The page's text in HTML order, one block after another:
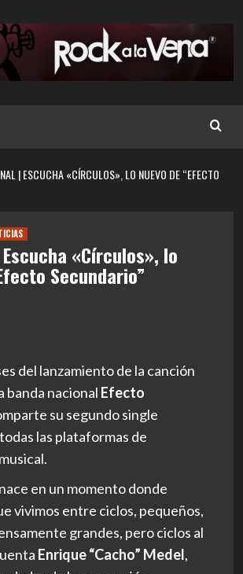
| ESCUCHA «CÍRCULOS», LO NUEVO DE “EFECTO
Escucha «Círculos», lo
Secundario”
del lanzamiento de la canción
banda nacional Efecto
su segundo single
las plataformas de
en un momento donde
vivimos entre ciclos, pequeños,
grandes, pero ciclos al
Enrique “Cacho” Medel,